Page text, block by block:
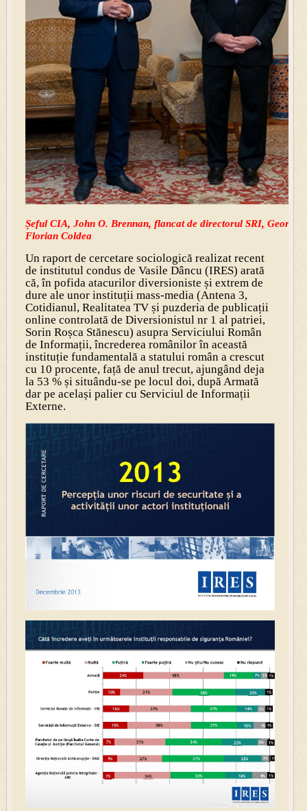
Șeful CIA, John O. Brennan, flancat de directorul SRI, George
Florian Coldea
Un raport de cercetare sociologică realizat recent
de institutul condus de Vasile Dâncu (IRES) arată
că, în pofida atacurilor diversioniste și extrem de
dure ale unor instituții mass-media (Antena 3,
Cotidianul, Realitatea TV și puzderia de publicații
online controlată de Diversionistul nr 1 al patriei,
Sorin Roșca Stănescu) asupra Serviciului Român
de Informații, încrederea românilor în această
instituție fundamentală a statului român a crescut
cu 10 procente, față de anul trecut, ajungând deja
la 53 % și situându-se pe locul doi, după Armată
dar pe același palier cu Serviciul de Informații
Externe.